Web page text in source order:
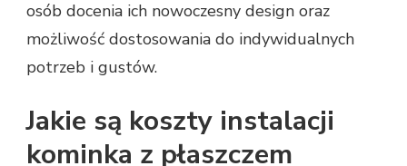
osób docenia ich nowoczesny design oraz
możliwość dostosowania do indywidualnych
potrzeb i gustów.
Jakie są koszty instalacji
kominka z płaszczem